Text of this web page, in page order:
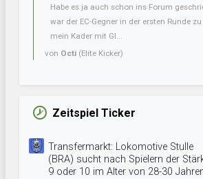
Habe es ja auch schon ins Forum
war der EC-Gegner in der ersten Runde
mein Kader mit Gl...
von Octi (Elite Kicker)
Zeitspiel Ticker
Transfermarkt: Lokomotive Stulle
(BRA) sucht nach Spielern der
9 oder 10 im Alter von 28-30